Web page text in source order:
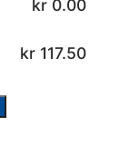
kr 0.00
kr 117.50